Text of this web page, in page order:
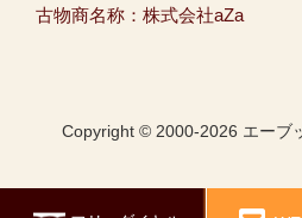
古物商名称：株式会社aZa
Copyright © 2000-2026 エーブ